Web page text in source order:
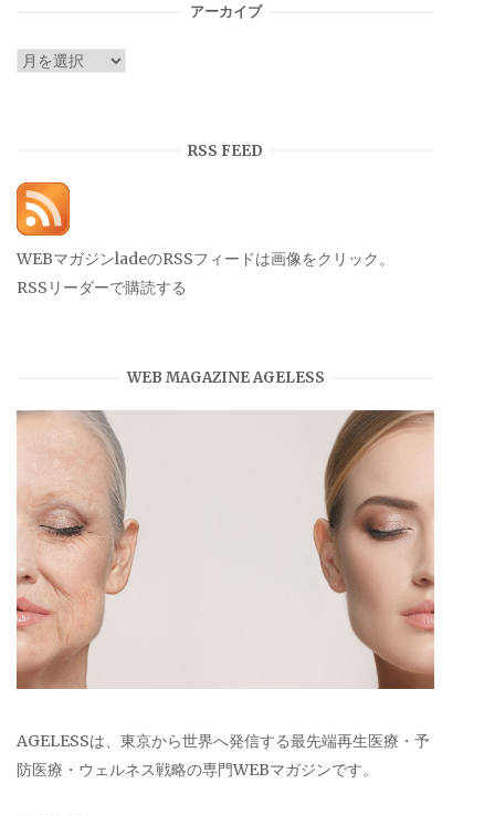
アーカイブ
ア
RSS FEED
WEBマガジンladeのRSSフィードは画像をクリック。
RSSリーダーで購読する
WEB MAGAZINE AGELESS
AGELESSは、東京から世界へ発信する最先端再生医療・予
防医療・ウェルネス戦略の専門WEBマガジンです。